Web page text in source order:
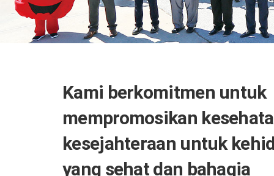
Kami berkomitmen untuk
mempromosikan
kesejahteraan untuk
yang sehat dan bahagia